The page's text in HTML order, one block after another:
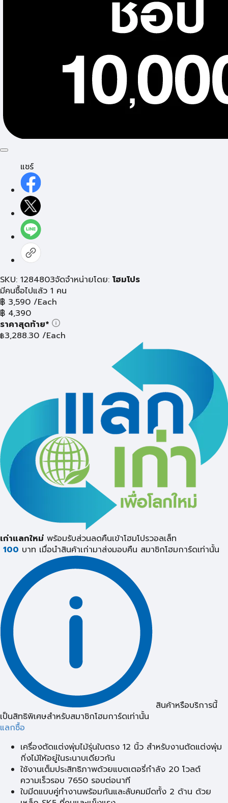
แชร์
SKU: 1284803จัดจำหน่ายโดย: โฮมโปร
มีคนซื้อไปแล้ว 1 คน
฿ 3,590 /Each
฿ 4,390
ราคาสุดท้าย*
฿3,288.30 /Each
เก่าแลกใหม่ พร้อมรับส่วนลดคืนเข้าโฮมโปรวอลเล็ท
100 บาท เมื่อนำสินค้าเก่ามาส่งมอบคืน สมาชิกโฮมการ์ดเท่านั้น
สินค้าหรือบริการนี้
เป็นสิทธิพิเศษสำหรับสมาชิกโฮมการ์ดเท่านั้น
แลกซื้อ
เครื่องตัดแต่งพุ่มไม้รุ่นใบตรง 12 นิ้ว สำหรับงานตัดแต่งพุ่ม
กิ่งไม้ให้อยู่ในระนาบเดียวกัน
ใช้งานเต็มประสิทธิภาพด้วยแบตเตอรี่กำลัง 20 โวลต์
ความเร็วรอบ 7650 รอบต่อนาที
ใบมีดแบบคู่ทำงานพร้อมกันและลับคมมีดทั้ง 2 ด้าน ด้วย